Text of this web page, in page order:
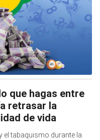
que hagas entre
retrasar la
de vida
el tabaquismo durante la